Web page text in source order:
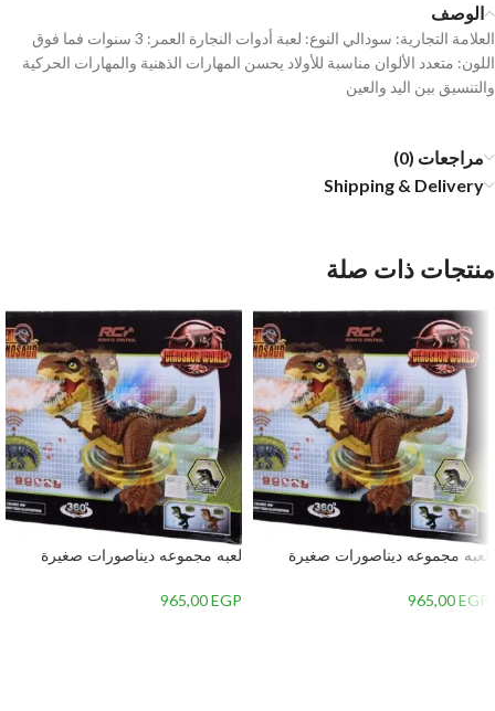
الوصف
العلامة التجارية: سودالي النوع: لعبة أدوات النجارة العمر: 3 سنوات فما فوق
اللون: متعدد الألوان مناسبة للأولاد يحسن المهارات الذهنية والمهارات الحركية
والتنسيق بين اليد والعين
مراجعات (0)
Shipping & Delivery
منتجات ذات صلة
لعبه مجموعه ديناصورات صغيرة
965,00EGP
لعبه مجموعه ديناصورات صغيرة
965,00EGP